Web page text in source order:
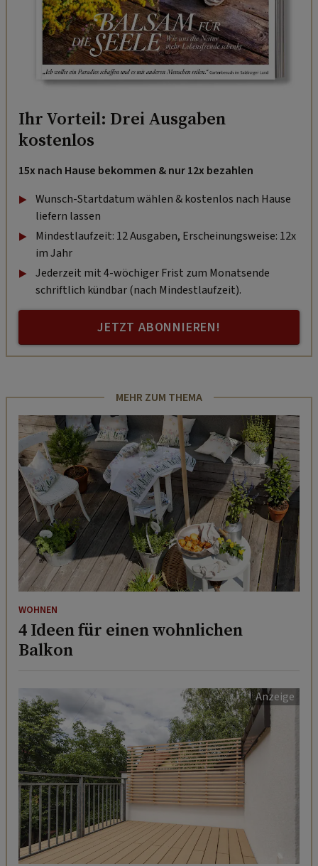
Ihr Vorteil: Drei Ausgaben
kostenlos
15x nach Hause bekommen & nur 12x bezahlen
Wunsch-Startdatum wählen & kostenlos nach Hause
liefern lassen
Mindestlaufzeit: 12 Ausgaben, Erscheinungsweise: 12x
im Jahr
Jederzeit mit 4-wöchiger Frist zum Monatsende
schriftlich kündbar (nach Mindestlaufzeit).
JETZT ABONNIEREN!
MEHR ZUM THEMA
WOHNEN
4 Ideen für einen wohnlichen
Balkon